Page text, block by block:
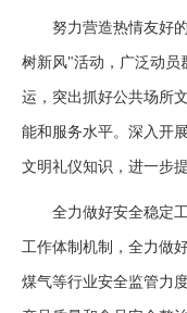
努力营造热情友好的
树新风"活动，广泛动员
运，突出抓好公共场所
能和服务水平。深入开
文明礼仪知识，进一步
全力做好安全稳定工
工作体制机制，全力做
煤气等行业安全监管力